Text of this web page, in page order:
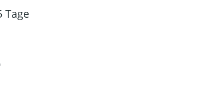
Tage